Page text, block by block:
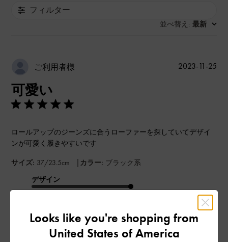
フィルター
並べ替え : 最新
ご利用者様
可愛い
ロールアップのジーンズに合うローファーを探していてデザイ
ンが可愛く履きやすいです
サイズ: 37/23.5cm | カラー: ブラック系
デザイン
品質
公
2023-11-25
Looks like you're shopping from
United States of America